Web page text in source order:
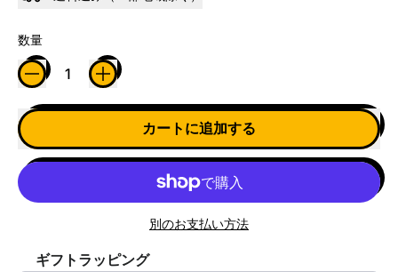
数量
カートに追加する
別のお支払い方法
ギフトラッピング